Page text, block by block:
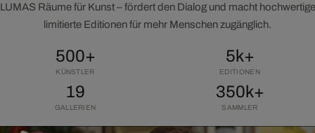
LUMAS Räume für Kunst – fördert den Dialog und macht hochwertige
limitierte Editionen für mehr Menschen zugänglich.
500+
KÜNSTLER
5k+
EDITIONEN
19
GALLERIEN
350k+
SAMMLER